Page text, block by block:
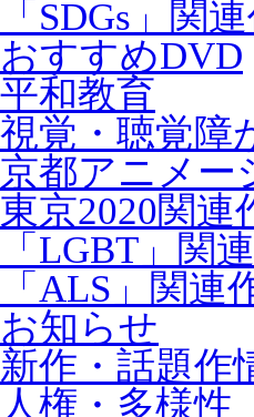
「SDGs」関
おすすめDVD
平和教育
視覚・聴覚障
京都アニメー
東京2020関連
「LGBT」関
「ALS」関連
お知らせ
新作・話題作
人権・多様性